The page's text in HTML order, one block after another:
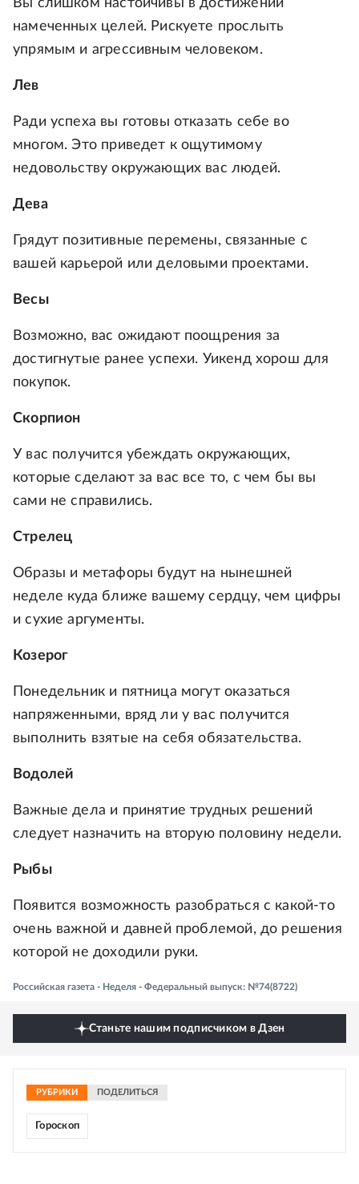
Вы слишком настойчивы в достижении
намеченных целей. Рискуете прослыть
упрямым и агрессивным человеком.
Лев
Ради успеха вы готовы отказать себе во
многом. Это приведет к ощутимому
недовольству окружающих вас людей.
Дева
Грядут позитивные перемены, связанные с
вашей карьерой или деловыми проектами.
Весы
Возможно, вас ожидают поощрения за
достигнутые ранее успехи. Уикенд хорош для
покупок.
Скорпион
У вас получится убеждать окружающих,
которые сделают за вас все то, с чем бы вы
сами не справились.
Стрелец
Образы и метафоры будут на нынешней
неделе куда ближе вашему сердцу, чем цифры
и сухие аргументы.
Козерог
Понедельник и пятница могут оказаться
напряженными, вряд ли у вас получится
выполнить взятые на себя обязательства.
Водолей
Важные дела и принятие трудных решений
следует назначить на вторую половину недели.
Рыбы
Появится возможность разобраться с какой-то
очень важной и давней проблемой, до решения
которой не доходили руки.
Российская газета - Неделя - Федеральный выпуск: №74(8722)
Станьте нашим подписчиком в Дзен
РУБРИКИ ПОДЕЛИТЬСЯ
Гороскоп